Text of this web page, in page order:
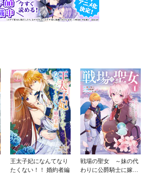
王太子妃になんてなり
たくない！！ 婚約者編
戦場の聖女 ～妹の代
わりに公爵騎士に嫁ぐ